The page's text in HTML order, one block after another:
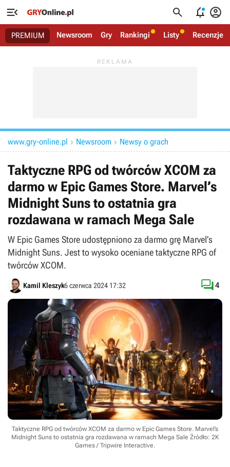
   
PREMIUM Newsroom Gry Rankingi Listy Recenzje
www.gry-online.pl  Newsroom  Newsy o grach
Taktyczne RPG od twórców XCOM za
darmo w Epic Games Store. Marvel’s
Midnight Suns to ostatnia gra
rozdawana w ramach Mega Sale
W Epic Games Store udostępniono za darmo grę Marvel’s
Midnight Suns. Jest to wysoko oceniane taktyczne RPG of
twórców XCOM.
Kamil Kleszyk6 czerwca 2024 17:32 4
Taktyczne RPG od twórców XCOM za darmo w Epic Games Store. Marvel’s
Midnight Suns to ostatnia gra rozdawana w ramach Mega Sale Źródło: 2K
Games / Tripwire Interactive.